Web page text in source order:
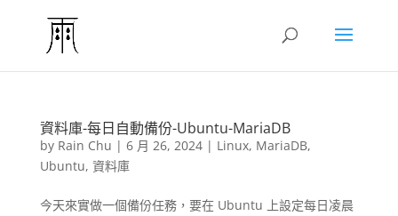
資料庫-每日自動備份-Ubuntu-MariaDB
by Rain Chu | 6 月 26, 2024| Linux, MariaDB,
Ubuntu, 資料庫
今天來實做一個備份任務，要在 Ubuntu 上設定每日凌晨